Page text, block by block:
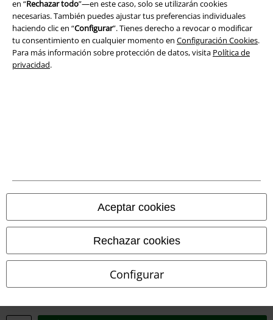
en “Rechazar todo”—en este caso, solo se utilizarán cookies
necesarias. También puedes ajustar tus preferencias individuales
haciendo clic en “Configurar”. Tienes derecho a revocar o modificar
tu consentimiento en cualquier momento en Configuración Cookies.
Para más información sobre protección de datos, visita Política de
privacidad.
Aceptar cookies
Rechazar cookies
Configurar
Legal
Términos y Condiciones
Aviso Legal
Información sobre accesibilidad
Todos los precios incluyen el IVA pero no losgastos de transporte
© 1986-2026 E.M.P. Merchandising HGmbH